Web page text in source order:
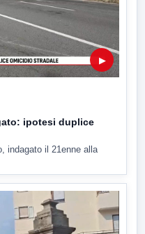
▶
ipotesi duplice
indagato il 21enne alla